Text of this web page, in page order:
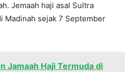
Jemaah haji asal Sultra
Madinah sejak 7 September
Jamaah Haji Termuda di